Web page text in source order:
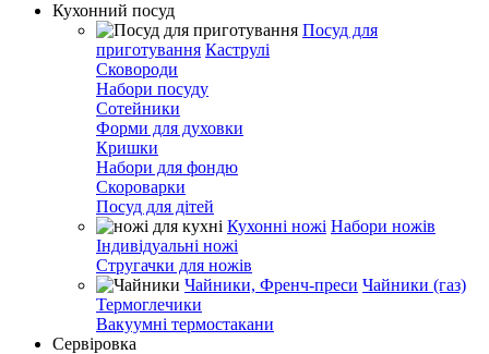
Кухонний посуд
Посуд для
приготування Каструлі
Сковороди
Набори посуду
Сотейники
Форми для духовки
Кришки
Набори для фондю
Скороварки
Посуд для дітей
Кухонні ножі Набори ножів
Індивідуальні ножі
Стругачки для ножів
Чайники, Френч-преси Чайники (газ)
Термоглечики
Вакуумні термостакани
Сервіровка